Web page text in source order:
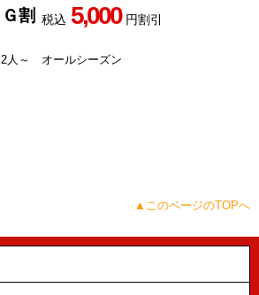
Ｇ割 税込 5,000 円割引
2人～ オールシーズン
▲このページのTOPへ